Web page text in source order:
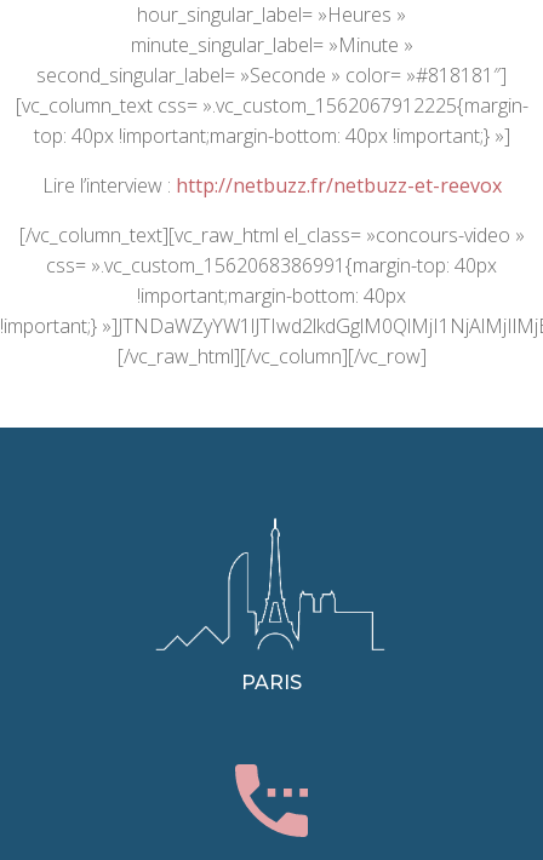
hour_singular_label= »Heures »
minute_singular_label= »Minute »
second_singular_label= »Seconde » color= »#818181″]
[vc_column_text css= ».vc_custom_1562067912225{margin-
top: 40px !important;margin-bottom: 40px !important;} »]
Lire l’interview : http://netbuzz.fr/netbuzz-et-reevox
[/vc_column_text][vc_raw_html el_class= »concours-video »
css= ».vc_custom_1562068386991{margin-top: 40px
!important;margin-bottom: 40px
!important;}
[/vc_raw_html][/vc_column][/vc_row]
PARIS